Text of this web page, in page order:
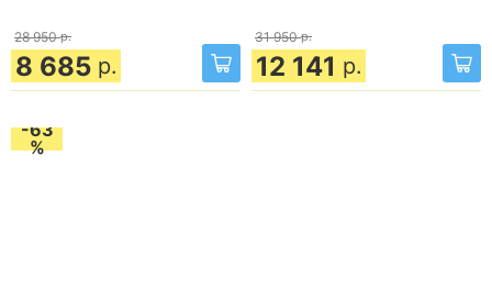
28 950 р.
8 685 р.
31 950 р.
12 141 р.
-63
%